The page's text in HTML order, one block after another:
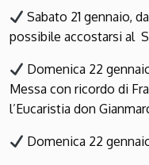
Sabato 21 gennaio,
possibile accostarsi al
Domenica 22
Messa con ricordo di
l’Eucaristia don
Domenica 22